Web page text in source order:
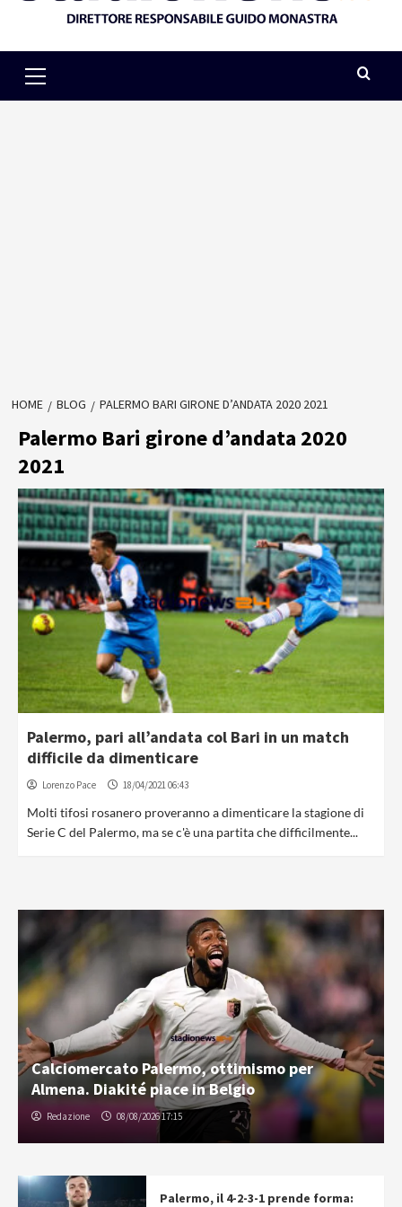
Menu
HOME BLOG PALERMO BARI GIRONE D’ANDATA 2020 2021
Palermo Bari girone d’andata 2020
2021
Palermo, pari all’andata col Bari in un match
difficile da dimenticare
Lorenzo Pace 18/04/2021 06:43
Molti tifosi rosanero proveranno a dimenticare la stagione di
Serie C del Palermo, ma se c'è una partita che difficilmente...
Calciomercato Palermo, ottimismo per
Almena. Diakité piace in Belgio
Redazione 08/08/2026 17:15
Palermo, il 4-2-3-1 prende forma: